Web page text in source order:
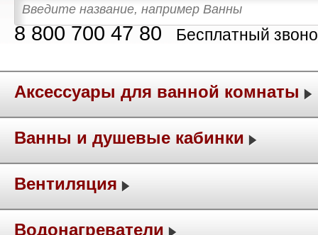
8 800 700 47 80 Бесплатный
Аксессуары для ванной комнаты
Ванны и душевые кабинки
Вентиляция
Водонагреватели